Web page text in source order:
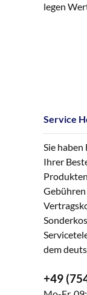
legen
Service
Sie haben
Ihrer
dem
+49